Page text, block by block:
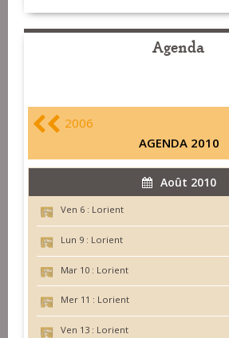
Agenda
2006
AGENDA 2010
Août 2010
Ven 6 : Lorient
Lun 9 : Lorient
Mar 10 : Lorient
Mer 11 : Lorient
Ven 13 : Lorient